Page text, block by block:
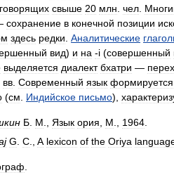
говорящих свыше 20 млн чел
сохранение в конечной позиции
здесь редки Аналитические
вид) и на ‑i (совершенный
выделяется диалект бхатри —
вв Современный язык формируется
(см Индийское письмо),
Б М Язык ория М 1964
G C A lexicon of the Oriya